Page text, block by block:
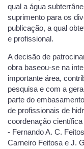
qual a água
suprimento para os
publicação, a qual
e profissional.
A decisão de
obra baseou-se na
importante área,
pesquisa e com a
parte do
de profissionais de
coordenação
- Fernando A. C.
Carneiro Feitosa e J.